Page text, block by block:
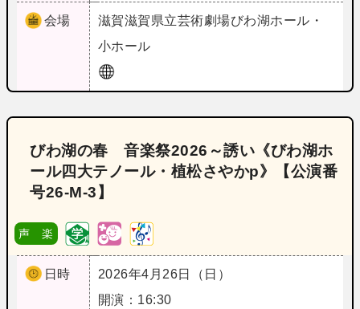
会場 滋賀滋賀県立芸術劇場びわ湖ホール・
小ホール
びわ湖の春 音楽祭2026～誘い《びわ湖ホ
ール四大テノール・植松さやかp》【公演番
号26‐M‐3】
声 楽
日時
2026年4月26日（日）
開演：16:30